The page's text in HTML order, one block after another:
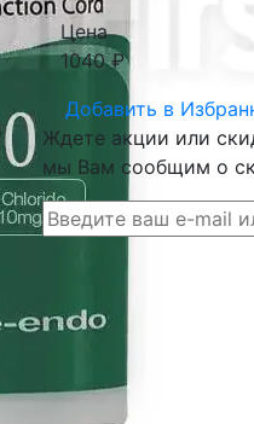
Цена
1040 ₽
Добавить в
Ждете акции или
мы Вам сообщим о